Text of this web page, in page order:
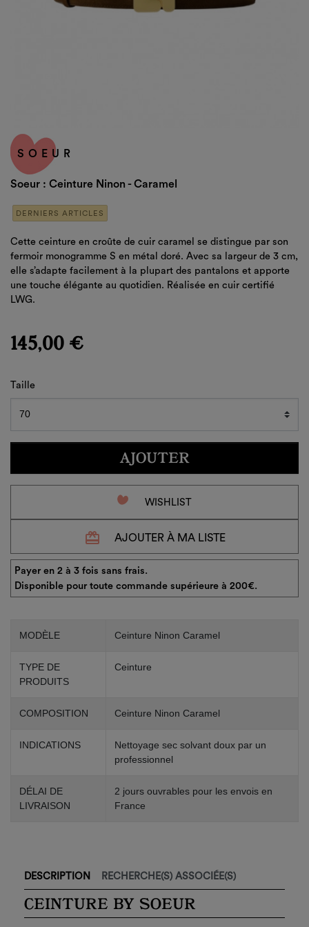
SOEUR
Soeur : Ceinture Ninon - Caramel
DERNIERS ARTICLES
Cette ceinture en croûte de cuir caramel se distingue par son
fermoir monogramme S en métal doré. Avec sa largeur de 3 cm,
elle s’adapte facilement à la plupart des pantalons et apporte
une touche élégante au quotidien. Réalisée en cuir certifié
LWG.
145,00 €
Taille
AJOUTER
favorite_border WISHLIST
redeem AJOUTER À MA LISTE
Payer en 2 à 3 fois sans frais.
Disponible pour toute commande supérieure à 200€.
MODÈLE Ceinture Ninon Caramel
TYPE DE
PRODUITS
Ceinture
COMPOSITION Ceinture Ninon Caramel
INDICATIONS
Nettoyage sec solvant doux par un
professionnel
DÉLAI DE
LIVRAISON
2 jours ouvrables pour les envois en
France
DESCRIPTION RECHERCHE(S) ASSOCIÉE(S)
CEINTURE BY SOEUR